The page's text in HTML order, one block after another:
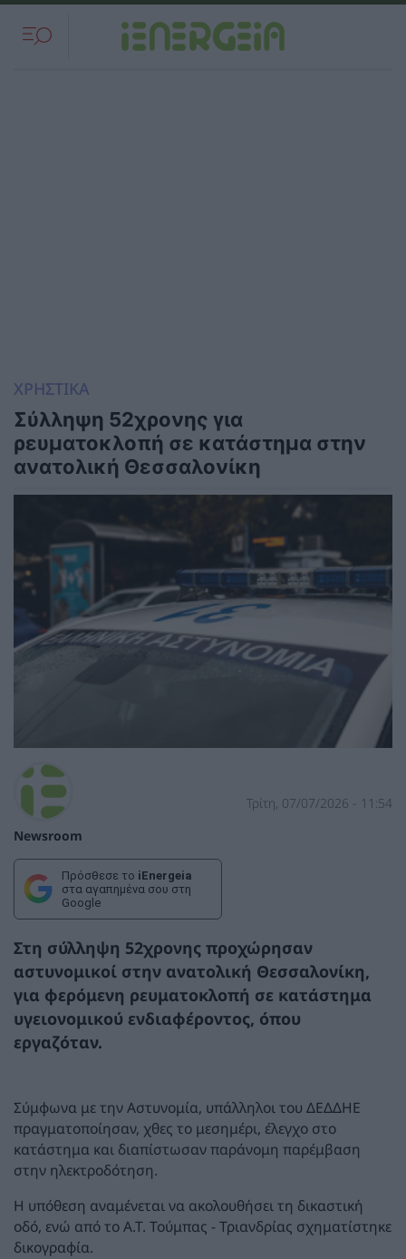
ΧΡΗΣΤΙΚΑ
Σύλληψη 52χρονης για
ρευματοκλοπή σε κατάστημα στην
ανατολική Θεσσαλονίκη
Newsroom
Τρίτη, 07/07/2026 - 11:54
Πρόσθεσε το iEnergeia
στα αγαπημένα σου στη
Google
Στη σύλληψη 52χρονης προχώρησαν
αστυνομικοί στην ανατολική Θεσσαλονίκη,
για φερόμενη ρευματοκλοπή σε κατάστημα
υγειονομικού ενδιαφέροντος, όπου
εργαζόταν.
Σύμφωνα με την Αστυνομία, υπάλληλοι του ΔΕΔΔΗΕ
πραγματοποίησαν, χθες το μεσημέρι, έλεγχο στο
κατάστημα και διαπίστωσαν παράνομη παρέμβαση
στην ηλεκτροδότηση.
Η υπόθεση αναμένεται να ακολουθήσει τη δικαστική
οδό, ενώ από το Α.Τ. Τούμπας - Τριανδρίας σχηματίστηκε
δικογραφία.